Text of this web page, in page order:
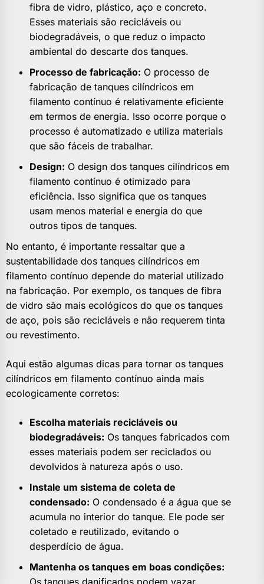
fibra de vidro, plástico, aço e concreto.
Esses materiais são recicláveis ou
biodegradáveis, o que reduz o impacto
ambiental do descarte dos tanques.
Processo de fabricação: O processo de
fabricação de tanques cilíndricos em
filamento contínuo é relativamente eficiente
em termos de energia. Isso ocorre porque o
processo é automatizado e utiliza materiais
que são fáceis de trabalhar.
Design: O design dos tanques cilíndricos em
filamento contínuo é otimizado para
eficiência. Isso significa que os tanques
usam menos material e energia do que
outros tipos de tanques.
No entanto, é importante ressaltar que a
sustentabilidade dos tanques cilíndricos em
filamento contínuo depende do material utilizado
na fabricação. Por exemplo, os tanques de fibra
de vidro são mais ecológicos do que os tanques
de aço, pois são recicláveis e não requerem tinta
ou revestimento.
Aqui estão algumas dicas para tornar os tanques
cilíndricos em filamento contínuo ainda mais
ecologicamente corretos:
Escolha materiais recicláveis ou
biodegradáveis: Os tanques fabricados com
esses materiais podem ser reciclados ou
devolvidos à natureza após o uso.
Instale um sistema de coleta de
condensado: O condensado é a água que se
acumula no interior do tanque. Ele pode ser
coletado e reutilizado, evitando o
desperdício de água.
Mantenha os tanques em boas condições:
Os tanques danificados podem vazar,